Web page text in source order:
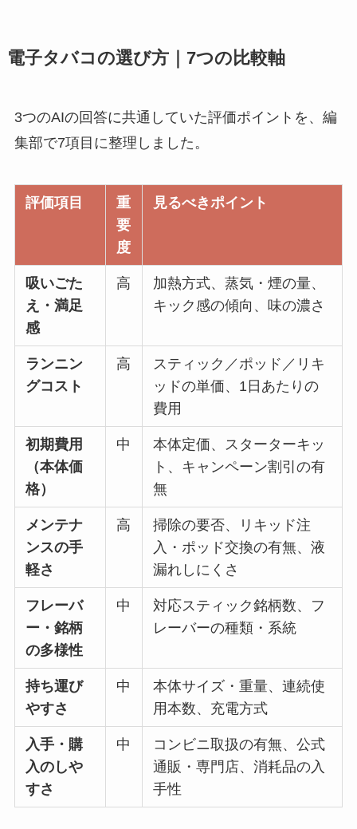
電子タバコの選び方｜7つの比較軸
3つのAIの回答に共通していた評価ポイントを、編
集部で7項目に整理しました。
評価項目
重
要
度
見るべきポイント
吸いごた
え・満足
感
高
加熱方式、蒸気・煙の量、
キック感の傾向、味の濃さ
ランニン
グコスト
高
スティック／ポッド／リキ
ッドの単価、1日あたりの
費用
初期費用
（本体価
格）
中
本体定価、スターターキッ
ト、キャンペーン割引の有
無
メンテナ
ンスの手
軽さ
高
掃除の要否、リキッド注
入・ポッド交換の有無、液
漏れしにくさ
フレーバ
ー・銘柄
の多様性
中
対応スティック銘柄数、フ
レーバーの種類・系統
持ち運び
やすさ
中
本体サイズ・重量、連続使
用本数、充電方式
入手・購
入のしや
すさ
中
コンビニ取扱の有無、公式
通販・専門店、消耗品の入
手性